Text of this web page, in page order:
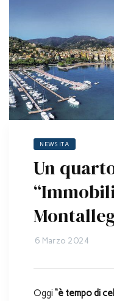
NEWS ITA
Un
6 Marzo 2024
Oggi “è tempo di